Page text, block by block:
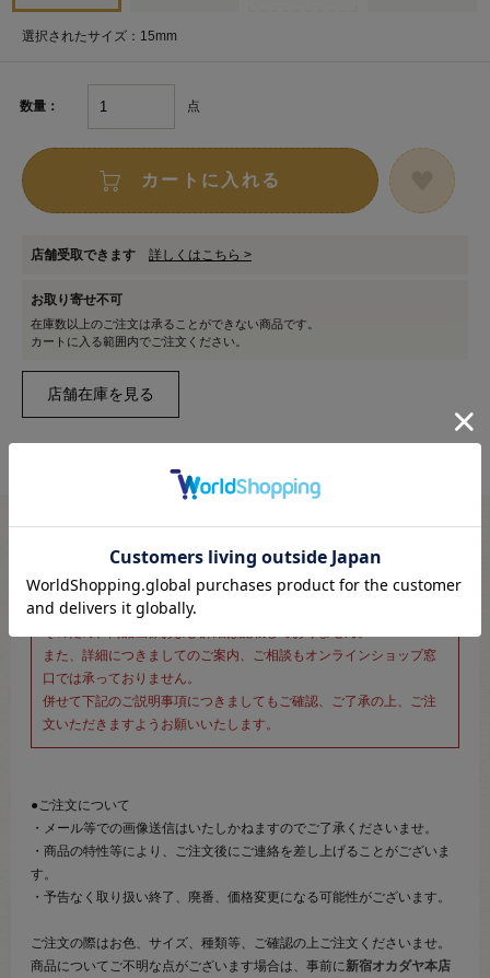
選択されたサイズ：15mm
数量： 点
カートに入れる
店舗受取できます 詳しくはこちら >
お取り寄せ不可
在庫数以上のご注文は承ることができない商品です。
カートに入る範囲内でご注文ください。
※新宿オカダヤ本店お取り扱い商品のご注文専用ページです※
こちらのページは、店頭にてあらかじめ商品詳細および商品コード
をご確認いただいた上でご注文いただけるページです。
また、詳細につきましてのご案内、ご相談もオンラインショップ窓
口では承っておりません。
併せて下記のご説明事項につきましてもご確認、ご了承の上、ご注
文いただきますようお願いいたします。
●ご注文について
・メール等での画像送信はいたしかねますのでご了承くださいませ。
・商品の特性等により、ご注文後にご連絡を差し上げることがございま
す。
・予告なく取り扱い終了、廃番、価格変更になる可能性がございます。
ご注文の際はお色、サイズ、種類等、ご確認の上ご注文くださいませ。
商品についてご不明な点がございます場合は、事前に新宿オカダヤ本店